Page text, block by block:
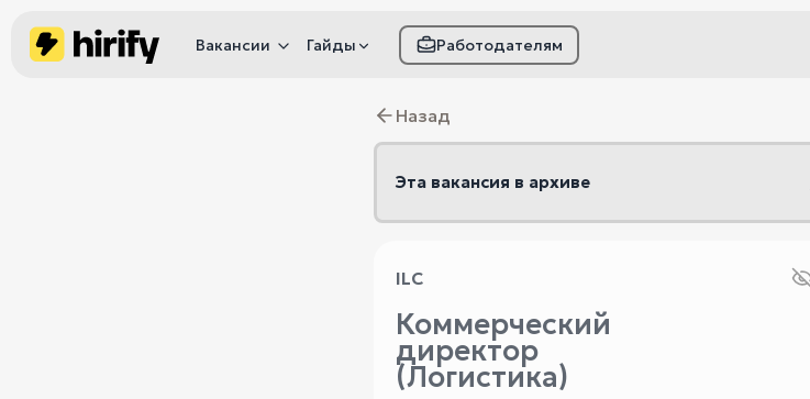
Вакансии Гайды Работодателям
Назад
Эта вакансия в архиве
ILC
Коммерческий
директор
(Логистика)